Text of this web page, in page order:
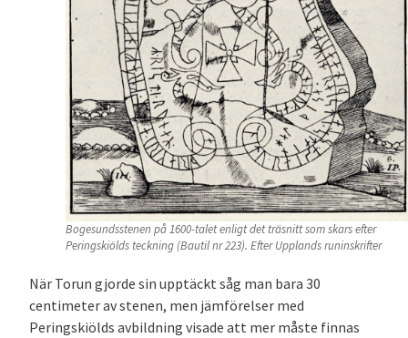
Bogesundsstenen på 1600-talet enligt det träsnitt som skars efter
Peringskiölds teckning (Bautil nr 223). Efter Upplands runinskrifter
När Torun gjorde sin upptäckt såg man bara 30
centimeter av stenen, men jämförelser med
Peringskiölds avbildning visade att mer måste finnas